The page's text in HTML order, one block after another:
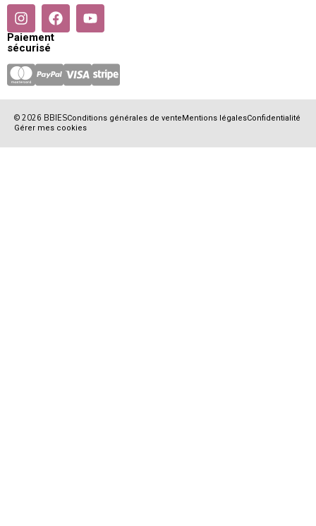
Paiement
sécurisé
© 2026 BBIESConditions générales de vente Mentions légalesConfidentialité
Gérer mes cookies